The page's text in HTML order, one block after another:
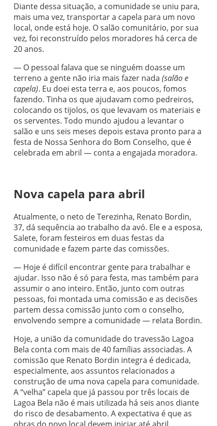
Diante dessa situação, a comunidade se uniu para,
mais uma vez, transportar a capela para um novo
local, onde está hoje. O salão comunitário, por sua
vez, foi reconstruído pelos moradores há cerca de
20 anos.
— O pessoal falava que se ninguém doasse um
terreno a gente não iria mais fazer nada (salão e
capela). Eu doei esta terra e, aos poucos, fomos
fazendo. Tinha os que ajudavam como pedreiros,
colocando os tijolos, os que levavam os materiais e
os serventes. Todo mundo ajudou a levantar o
salão e uns seis meses depois estava pronto para a
festa de Nossa Senhora do Bom Conselho, que é
celebrada em abril — conta a engajada moradora.
Nova capela para abril
Atualmente, o neto de Terezinha, Renato Bordin,
37, dá sequência ao trabalho da avó. Ele e a esposa,
Salete, foram festeiros em duas festas da
comunidade e fazem parte das comissões.
— Hoje é difícil encontrar gente para trabalhar e
ajudar. Isso não é só para festa, mas também para
assumir o ano inteiro. Então, junto com outras
pessoas, foi montada uma comissão e as decisões
partem dessa comissão junto com o conselho,
envolvendo sempre a comunidade — relata Bordin.
Hoje, a união da comunidade do travessão Lagoa
Bela conta com mais de 40 famílias associadas. A
comissão que Renato Bordin integra é dedicada,
especialmente, aos assuntos relacionados a
construção de uma nova capela para comunidade.
A “velha” capela que já passou por três locais de
Lagoa Bela não é mais utilizada há seis anos diante
do risco de desabamento. A expectativa é que as